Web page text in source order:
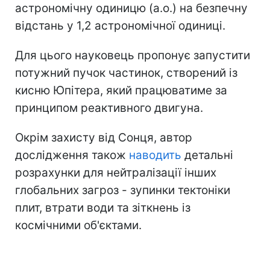
астрономічну одиницю (а.о.) на безпечну
відстань у 1,2 астрономічної одиниці.
Для цього науковець пропонує запустити
потужний пучок частинок, створений із
кисню Юпітера, який працюватиме за
принципом реактивного двигуна.
Окрім захисту від Сонця, автор
дослідження також наводить детальні
розрахунки для нейтралізації інших
глобальних загроз - зупинки тектоніки
плит, втрати води та зіткнень із
космічними об'єктами.